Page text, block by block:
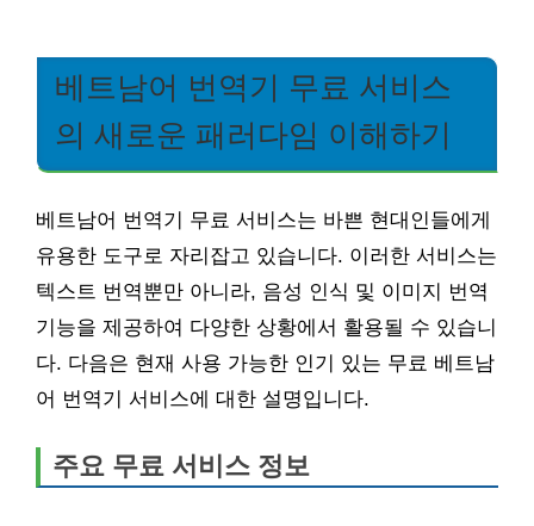
베트남어 번역기 무료 서비스
의 새로운 패러다임 이해하기
베트남어 번역기 무료 서비스는 바쁜 현대인들에게
유용한 도구로 자리잡고 있습니다. 이러한 서비스는
텍스트 번역뿐만 아니라, 음성 인식 및 이미지 번역
기능을 제공하여 다양한 상황에서 활용될 수 있습니
다. 다음은 현재 사용 가능한 인기 있는 무료 베트남
어 번역기 서비스에 대한 설명입니다.
주요 무료 서비스 정보